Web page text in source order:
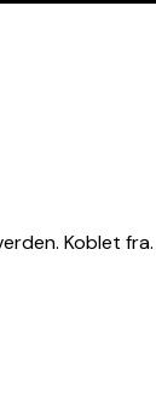
Koblet fra.